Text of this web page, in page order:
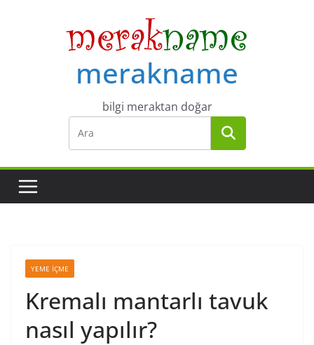
merakname
bilgi meraktan doğar
YEME İÇME
Kremalı mantarlı tavuk
nasıl yapılır?